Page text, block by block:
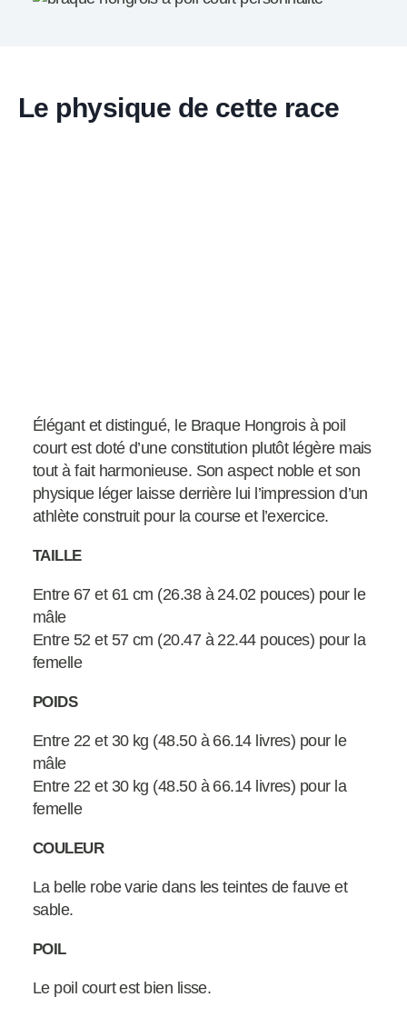
Le physique de cette race
Élégant et distingué, le Braque Hongrois à poil
court est doté d’une constitution plutôt légère mais
tout à fait harmonieuse. Son aspect noble et son
physique léger laisse derrière lui l’impression d’un
athlète construit pour la course et l’exercice.
TAILLE
Entre 67 et 61 cm (26.38 à 24.02 pouces) pour le
mâle
Entre 52 et 57 cm (20.47 à 22.44 pouces) pour la
femelle
POIDS
Entre 22 et 30 kg (48.50 à 66.14 livres) pour le
mâle
Entre 22 et 30 kg (48.50 à 66.14 livres) pour la
femelle
COULEUR
La belle robe varie dans les teintes de fauve et
sable.
POIL
Le poil court est bien lisse.